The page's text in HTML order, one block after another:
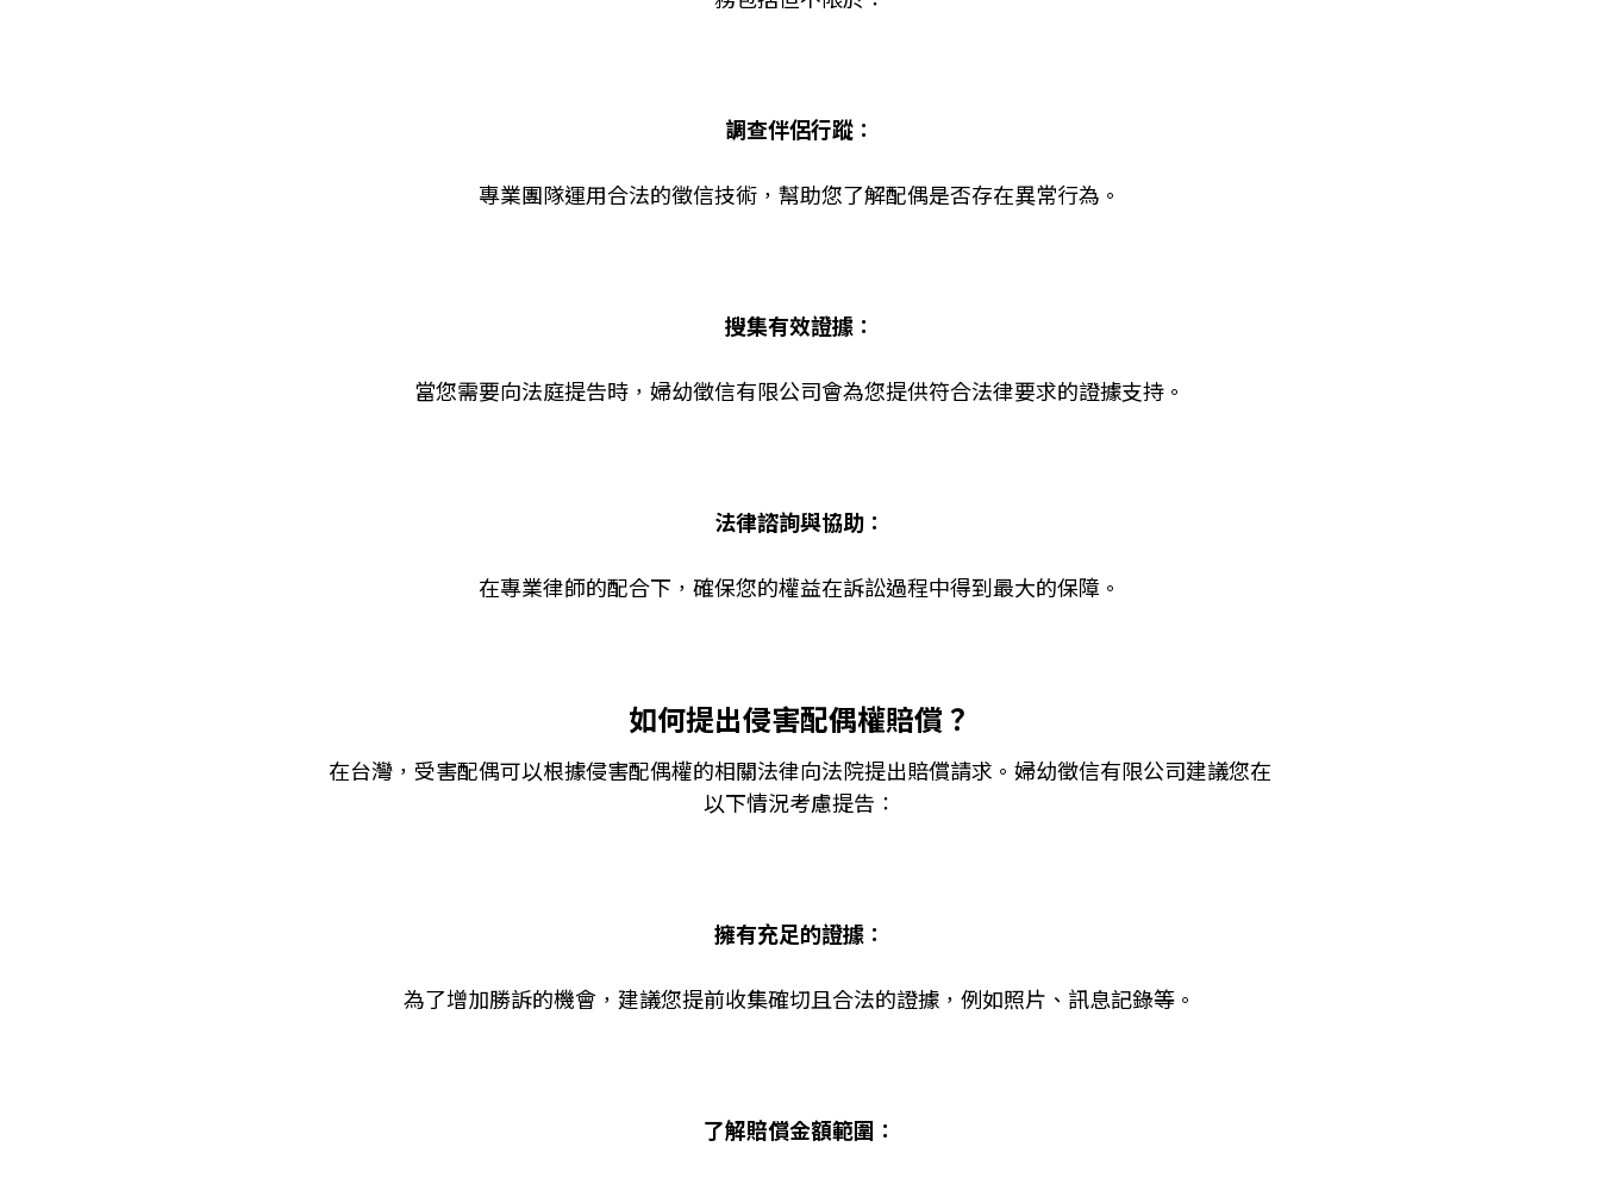
調查伴侶行蹤：
專業團隊運用合法的徵信技術，幫助您了解配偶是否存在異常行為。
搜集有效證據：
當您需要向法庭提告時，婦幼徵信有限公司會為您提供符合法律要求的證據支持。
法律諮詢與協助：
在專業律師的配合下，確保您的權益在訴訟過程中得到最大的保障。
如何提出侵害配偶權賠償？
在台灣，受害配偶可以根據侵害配偶權的相關法律向法院提出賠償請求。婦幼徵信有限公司建議您在
以下情況考慮提告：
擁有充足的證據：
為了增加勝訴的機會，建議您提前收集確切且合法的證據，例如照片、訊息記錄等。
了解賠償金額範圍：